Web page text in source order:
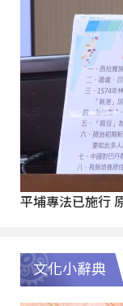
平埔專法已施行
文化小辭典